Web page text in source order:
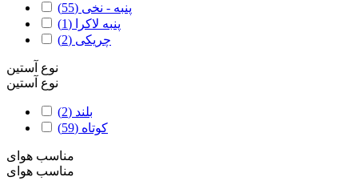
پنبه - نخی (55)
پنبه لاکرا (1)
چریکی (2)
نوع آستین
نوع آستین
بلند (2)
کوتاه (59)
مناسب هوای
مناسب هوای